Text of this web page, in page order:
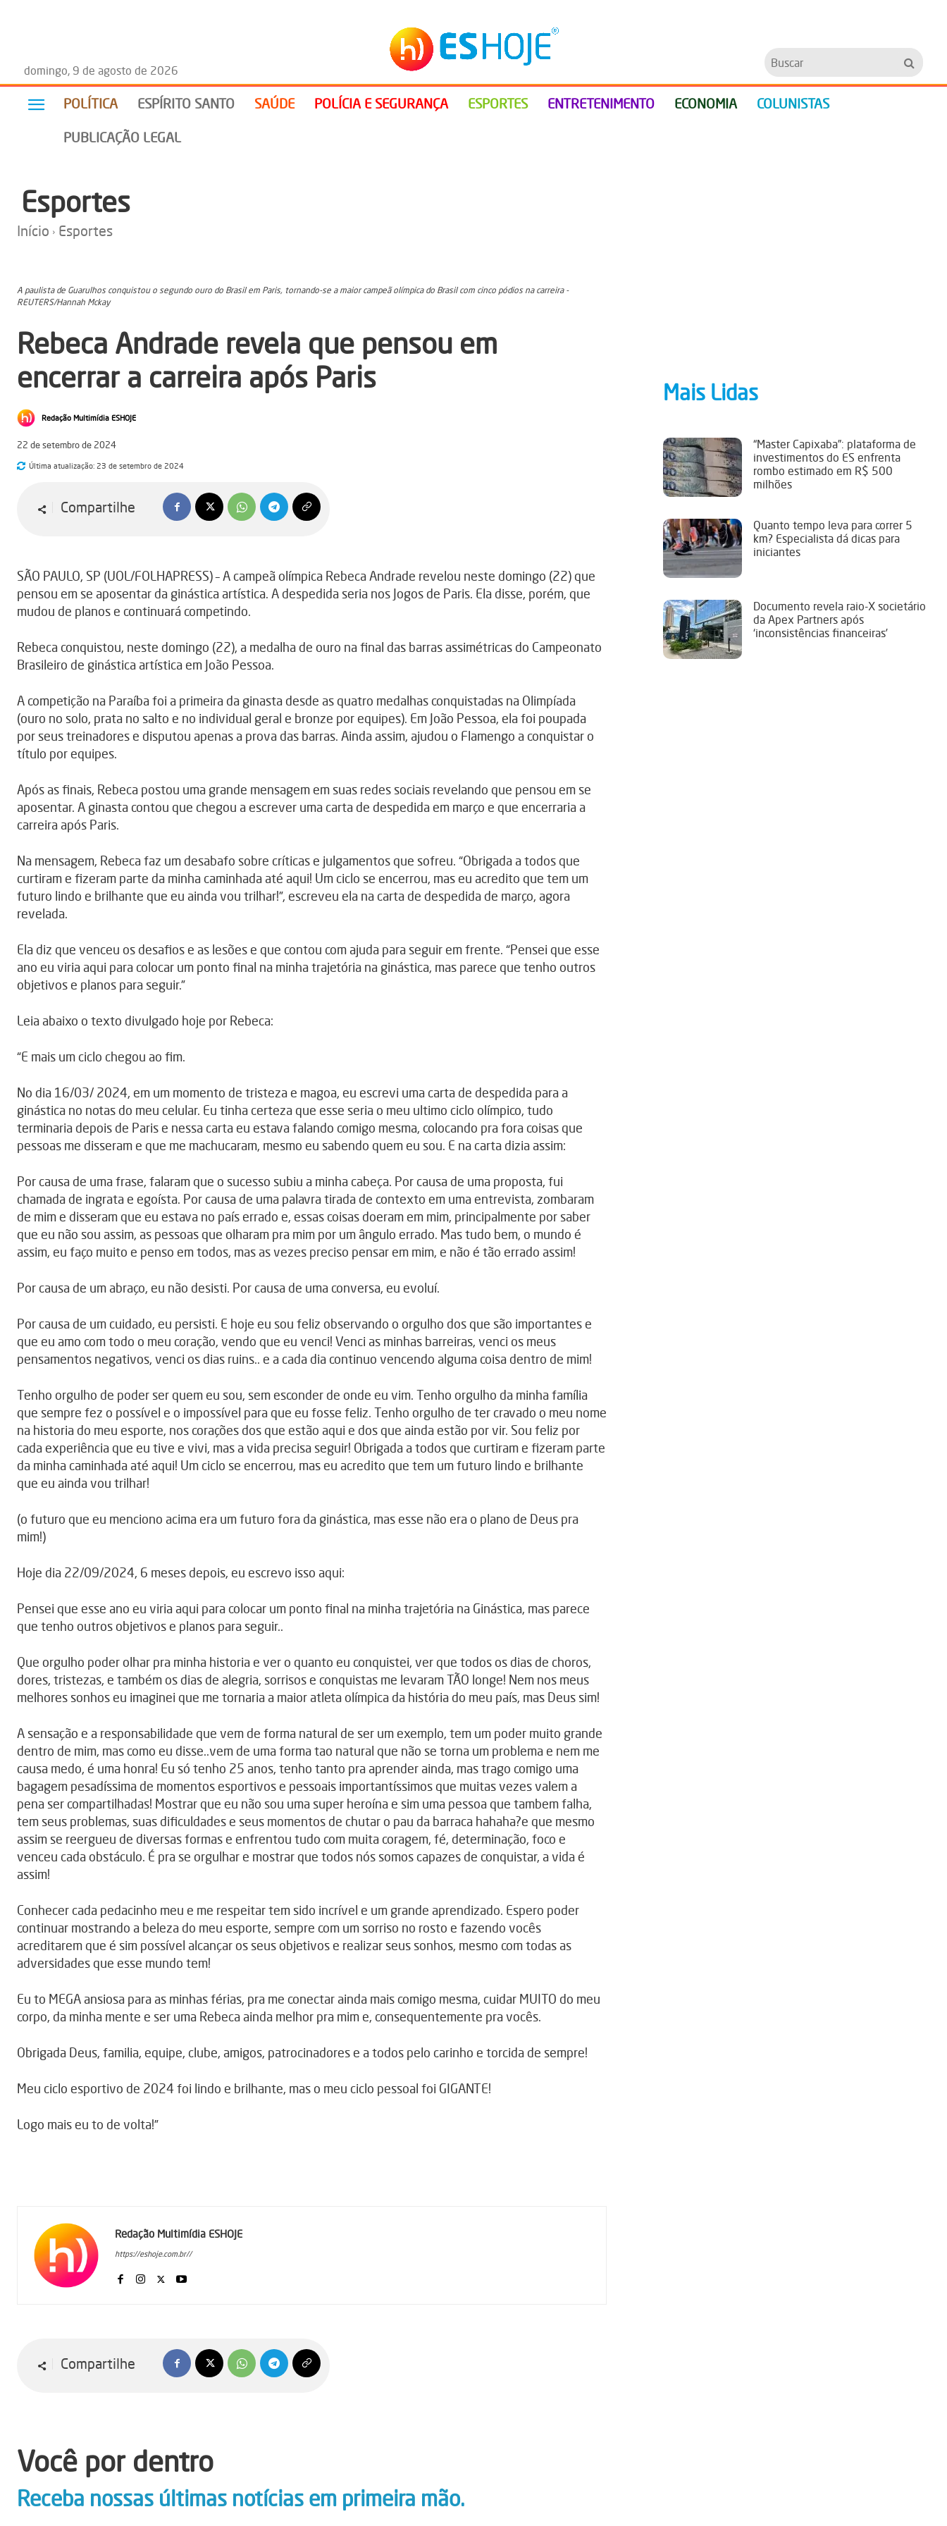
domingo, 9 de agosto de 2026
Buscar
POLÍTICA ESPÍRITO SANTO SAÚDE POLÍCIA E SEGURANÇA ESPORTES ENTRETENIMENTO ECONOMIA COLUNISTAS
PUBLICAÇÃO LEGAL
Esportes
Início Esportes
A paulista de Guarulhos conquistou o segundo ouro do Brasil em Paris, tornando-se a maior campeã olímpica do Brasil com cinco pódios na carreira -
REUTERS/Hannah Mckay
Rebeca Andrade revela que pensou em
encerrar a carreira após Paris
Redação Multimídia ESHOJE
22 de setembro de 2024
Última atualização: 23 de setembro de 2024
Compartilhe
SÃO PAULO, SP (UOL/FOLHAPRESS) – A campeã olímpica Rebeca Andrade revelou neste domingo (22) que
pensou em se aposentar da ginástica artística. A despedida seria nos Jogos de Paris. Ela disse, porém, que
mudou de planos e continuará competindo.
Rebeca conquistou, neste domingo (22), a medalha de ouro na final das barras assimétricas do Campeonato
Brasileiro de ginástica artística em João Pessoa.
A competição na Paraíba foi a primeira da ginasta desde as quatro medalhas conquistadas na Olimpíada
(ouro no solo, prata no salto e no individual geral e bronze por equipes). Em João Pessoa, ela foi poupada
por seus treinadores e disputou apenas a prova das barras. Ainda assim, ajudou o Flamengo a conquistar o
título por equipes.
Após as finais, Rebeca postou uma grande mensagem em suas redes sociais revelando que pensou em se
aposentar. A ginasta contou que chegou a escrever uma carta de despedida em março e que encerraria a
carreira após Paris.
Na mensagem, Rebeca faz um desabafo sobre críticas e julgamentos que sofreu. “Obrigada a todos que
curtiram e fizeram parte da minha caminhada até aqui! Um ciclo se encerrou, mas eu acredito que tem um
futuro lindo e brilhante que eu ainda vou trilhar!”, escreveu ela na carta de despedida de março, agora
revelada.
Ela diz que venceu os desafios e as lesões e que contou com ajuda para seguir em frente. “Pensei que esse
ano eu viria aqui para colocar um ponto final na minha trajetória na ginástica, mas parece que tenho outros
objetivos e planos para seguir.”
Leia abaixo o texto divulgado hoje por Rebeca:
“E mais um ciclo chegou ao fim.
No dia 16/03/ 2024, em um momento de tristeza e magoa, eu escrevi uma carta de despedida para a
ginástica no notas do meu celular. Eu tinha certeza que esse seria o meu ultimo ciclo olímpico, tudo
terminaria depois de Paris e nessa carta eu estava falando comigo mesma, colocando pra fora coisas que
pessoas me disseram e que me machucaram, mesmo eu sabendo quem eu sou. E na carta dizia assim:
Por causa de uma frase, falaram que o sucesso subiu a minha cabeça. Por causa de uma proposta, fui
chamada de ingrata e egoísta. Por causa de uma palavra tirada de contexto em uma entrevista, zombaram
de mim e disseram que eu estava no país errado e, essas coisas doeram em mim, principalmente por saber
que eu não sou assim, as pessoas que olharam pra mim por um ângulo errado. Mas tudo bem, o mundo é
assim, eu faço muito e penso em todos, mas as vezes preciso pensar em mim, e não é tão errado assim!
Por causa de um abraço, eu não desisti. Por causa de uma conversa, eu evoluí.
Por causa de um cuidado, eu persisti. E hoje eu sou feliz observando o orgulho dos que são importantes e
que eu amo com todo o meu coração, vendo que eu venci! Venci as minhas barreiras, venci os meus
pensamentos negativos, venci os dias ruins.. e a cada dia continuo vencendo alguma coisa dentro de mim!
Tenho orgulho de poder ser quem eu sou, sem esconder de onde eu vim. Tenho orgulho da minha família
que sempre fez o possível e o impossível para que eu fosse feliz. Tenho orgulho de ter cravado o meu nome
na historia do meu esporte, nos corações dos que estão aqui e dos que ainda estão por vir. Sou feliz por
cada experiência que eu tive e vivi, mas a vida precisa seguir! Obrigada a todos que curtiram e fizeram parte
da minha caminhada até aqui! Um ciclo se encerrou, mas eu acredito que tem um futuro lindo e brilhante
que eu ainda vou trilhar!
(o futuro que eu menciono acima era um futuro fora da ginástica, mas esse não era o plano de Deus pra
mim!)
Hoje dia 22/09/2024, 6 meses depois, eu escrevo isso aqui:
Pensei que esse ano eu viria aqui para colocar um ponto final na minha trajetória na Ginástica, mas parece
que tenho outros objetivos e planos para seguir..
Que orgulho poder olhar pra minha historia e ver o quanto eu conquistei, ver que todos os dias de choros,
dores, tristezas, e também os dias de alegria, sorrisos e conquistas me levaram TÃO longe! Nem nos meus
melhores sonhos eu imaginei que me tornaria a maior atleta olímpica da história do meu país, mas Deus sim!
A sensação e a responsabilidade que vem de forma natural de ser um exemplo, tem um poder muito grande
dentro de mim, mas como eu disse..vem de uma forma tao natural que não se torna um problema e nem me
causa medo, é uma honra! Eu só tenho 25 anos, tenho tanto pra aprender ainda, mas trago comigo uma
bagagem pesadíssima de momentos esportivos e pessoais importantíssimos que muitas vezes valem a
pena ser compartilhadas! Mostrar que eu não sou uma super heroína e sim uma pessoa que tambem falha,
tem seus problemas, suas dificuldades e seus momentos de chutar o pau da barraca hahaha?e que mesmo
assim se reergueu de diversas formas e enfrentou tudo com muita coragem, fé, determinação, foco e
venceu cada obstáculo. É pra se orgulhar e mostrar que todos nós somos capazes de conquistar, a vida é
assim!
Conhecer cada pedacinho meu e me respeitar tem sido incrível e um grande aprendizado. Espero poder
continuar mostrando a beleza do meu esporte, sempre com um sorriso no rosto e fazendo vocês
acreditarem que é sim possível alcançar os seus objetivos e realizar seus sonhos, mesmo com todas as
adversidades que esse mundo tem!
Eu to MEGA ansiosa para as minhas férias, pra me conectar ainda mais comigo mesma, cuidar MUITO do meu
corpo, da minha mente e ser uma Rebeca ainda melhor pra mim e, consequentemente pra vocês.
Obrigada Deus, familia, equipe, clube, amigos, patrocinadores e a todos pelo carinho e torcida de sempre!
Meu ciclo esportivo de 2024 foi lindo e brilhante, mas o meu ciclo pessoal foi GIGANTE!
Logo mais eu to de volta!”
Redação Multimídia ESHOJE
https://eshoje.com.br//
Compartilhe
Você por dentro
Receba nossas últimas notícias em primeira mão.
Mais Lidas
“Master Capixaba”: plataforma de
investimentos do ES enfrenta
rombo estimado em R$ 500
milhões
Quanto tempo leva para correr 5
km? Especialista dá dicas para
iniciantes
Documento revela raio-X societário
da Apex Partners após
‘inconsistências financeiras’